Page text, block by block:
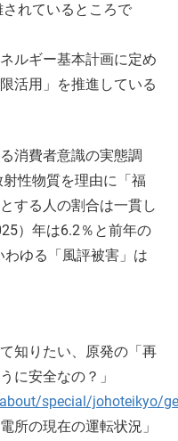
れているところで
ルギー基本計画に定め
活用」を推進している
消費者意識の実態調
性物質を理由に「福
する人の割合は一貫し
）年は6.2％と前年の
ゆる「風評被害」は
知りたい、原発の「再
に安全なの？」
special/johoteikyo/
所の現在の運転状況」